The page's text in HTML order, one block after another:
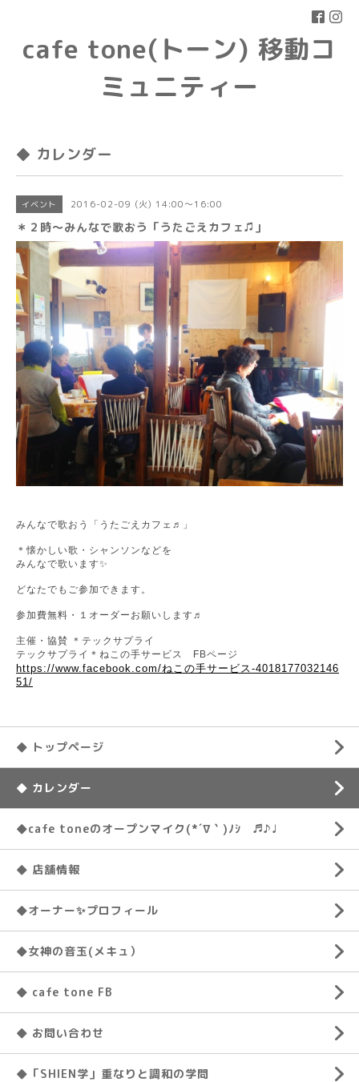
cafe tone(トーン) 移動コ
ミュニティー
◆ カレンダー
イベント 2016-02-09 (火) 14:00～16:00
＊２時〜みんなで歌おう「うたごえカフェ♫」
みんなで歌おう「うたごえカフェ♬」
＊懐かしい歌・シャンソンなどを
みんなで歌います✨
どなたでもご参加できます。
参加費無料・１オーダーお願いします♬
主催・協賛 ＊テックサプライ
テックサプライ＊ねこの手サービス
FBページ
https://www.facebook.com/ねこの手サービス-4018177032146
51/
◆ トップページ
◆ カレンダー
◆cafe toneのオープンマイク(*´∇｀)ﾉｼ ♬♪♩
◆ 店舗情報
◆オーナー✨プロフィール
◆女神の音玉(メキュ）
◆ cafe tone FB
◆ お問い合わせ
◆「SHIEN学」重なりと調和の学問